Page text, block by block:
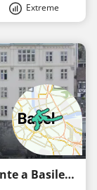
Extreme
Camminare (e nuotare) con la corrente a Basilea